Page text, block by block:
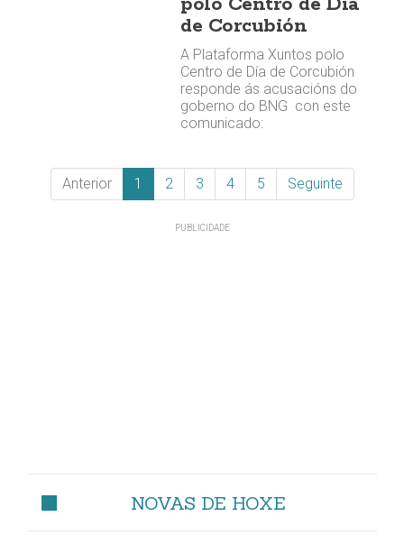
de Corcubión
A Plataforma Xuntos polo
Centro de Día de Corcubión
responde ás acusacións do
goberno do BNG con este
comunicado:
Anterior 1 2 3 4 5 Seguinte
NOVAS DE HOXE